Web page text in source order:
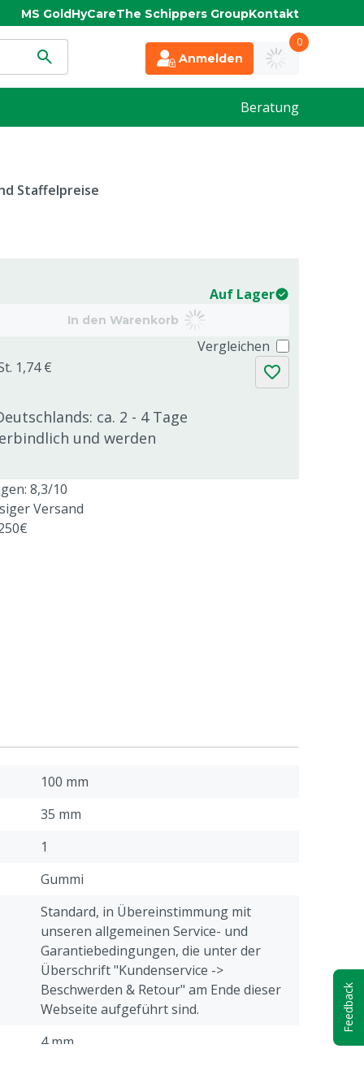
MS GoldHyCareThe Schippers GroupKontakt
Anmelden
0
Beratung
Auf Lager
In den Warenkorb
1,74 €
ca. 2 - 4 Tage
und werden
Vergleichen
Staffelpreise
8,3/10
Versand
100 mm
35 mm
1
Gummi
Standard, in Übereinstimmung mit
unseren allgemeinen Service- und
Garantiebedingungen, die unter der
Überschrift "Kundenservice ->
Beschwerden & Retour" am Ende dieser
Webseite aufgeführt sind.
4 mm
Feedback